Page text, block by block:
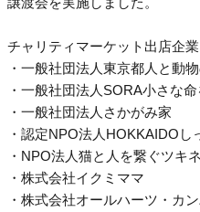
チャリティマーケット出店企業
・一般社団法人東京都人と動
・一般社団法人SORA小さな
・一般社団法人さかがみ家
・認定NPO法人HOKKAIDOし
・NPO法人猫と人を繋ぐツキ
・株式会社イクミママ
・株式会社オールハーツ・カ